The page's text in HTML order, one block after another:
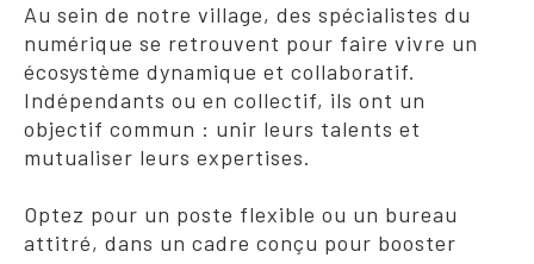
Au sein de notre village, des spécialistes du
numérique se retrouvent pour faire vivre un
écosystème dynamique et collaboratif.
Indépendants ou en collectif, ils ont un
objectif commun : unir leurs talents et
mutualiser leurs expertises.
Optez pour un poste flexible ou un bureau
attitré, dans un cadre conçu pour booster